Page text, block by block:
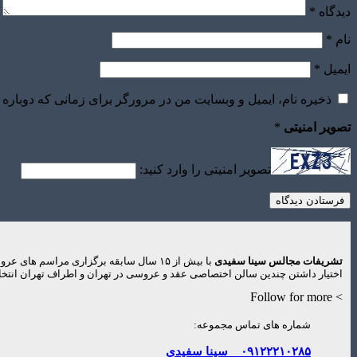
دیدگاه *
نام *
ایمیل *
ذخیره نام، ایمیل و وبسایت من در مرورگر برای زمانی که
تصویر امنیتی *
تصویر امنیتی را وارد کنید:
تشریفات مجالس سینا سفیدی
با بیش از ۱۵ سال سابقه برگزاری
اختیار داشتن چندین سالن اختصاصی عقد و عروسی در تهران و اطراف تهران
> Follow for more
شماره های تماس مجموعه:
۰۹۱۲۲۲۱۰۲۸۵ سینا سفیدی